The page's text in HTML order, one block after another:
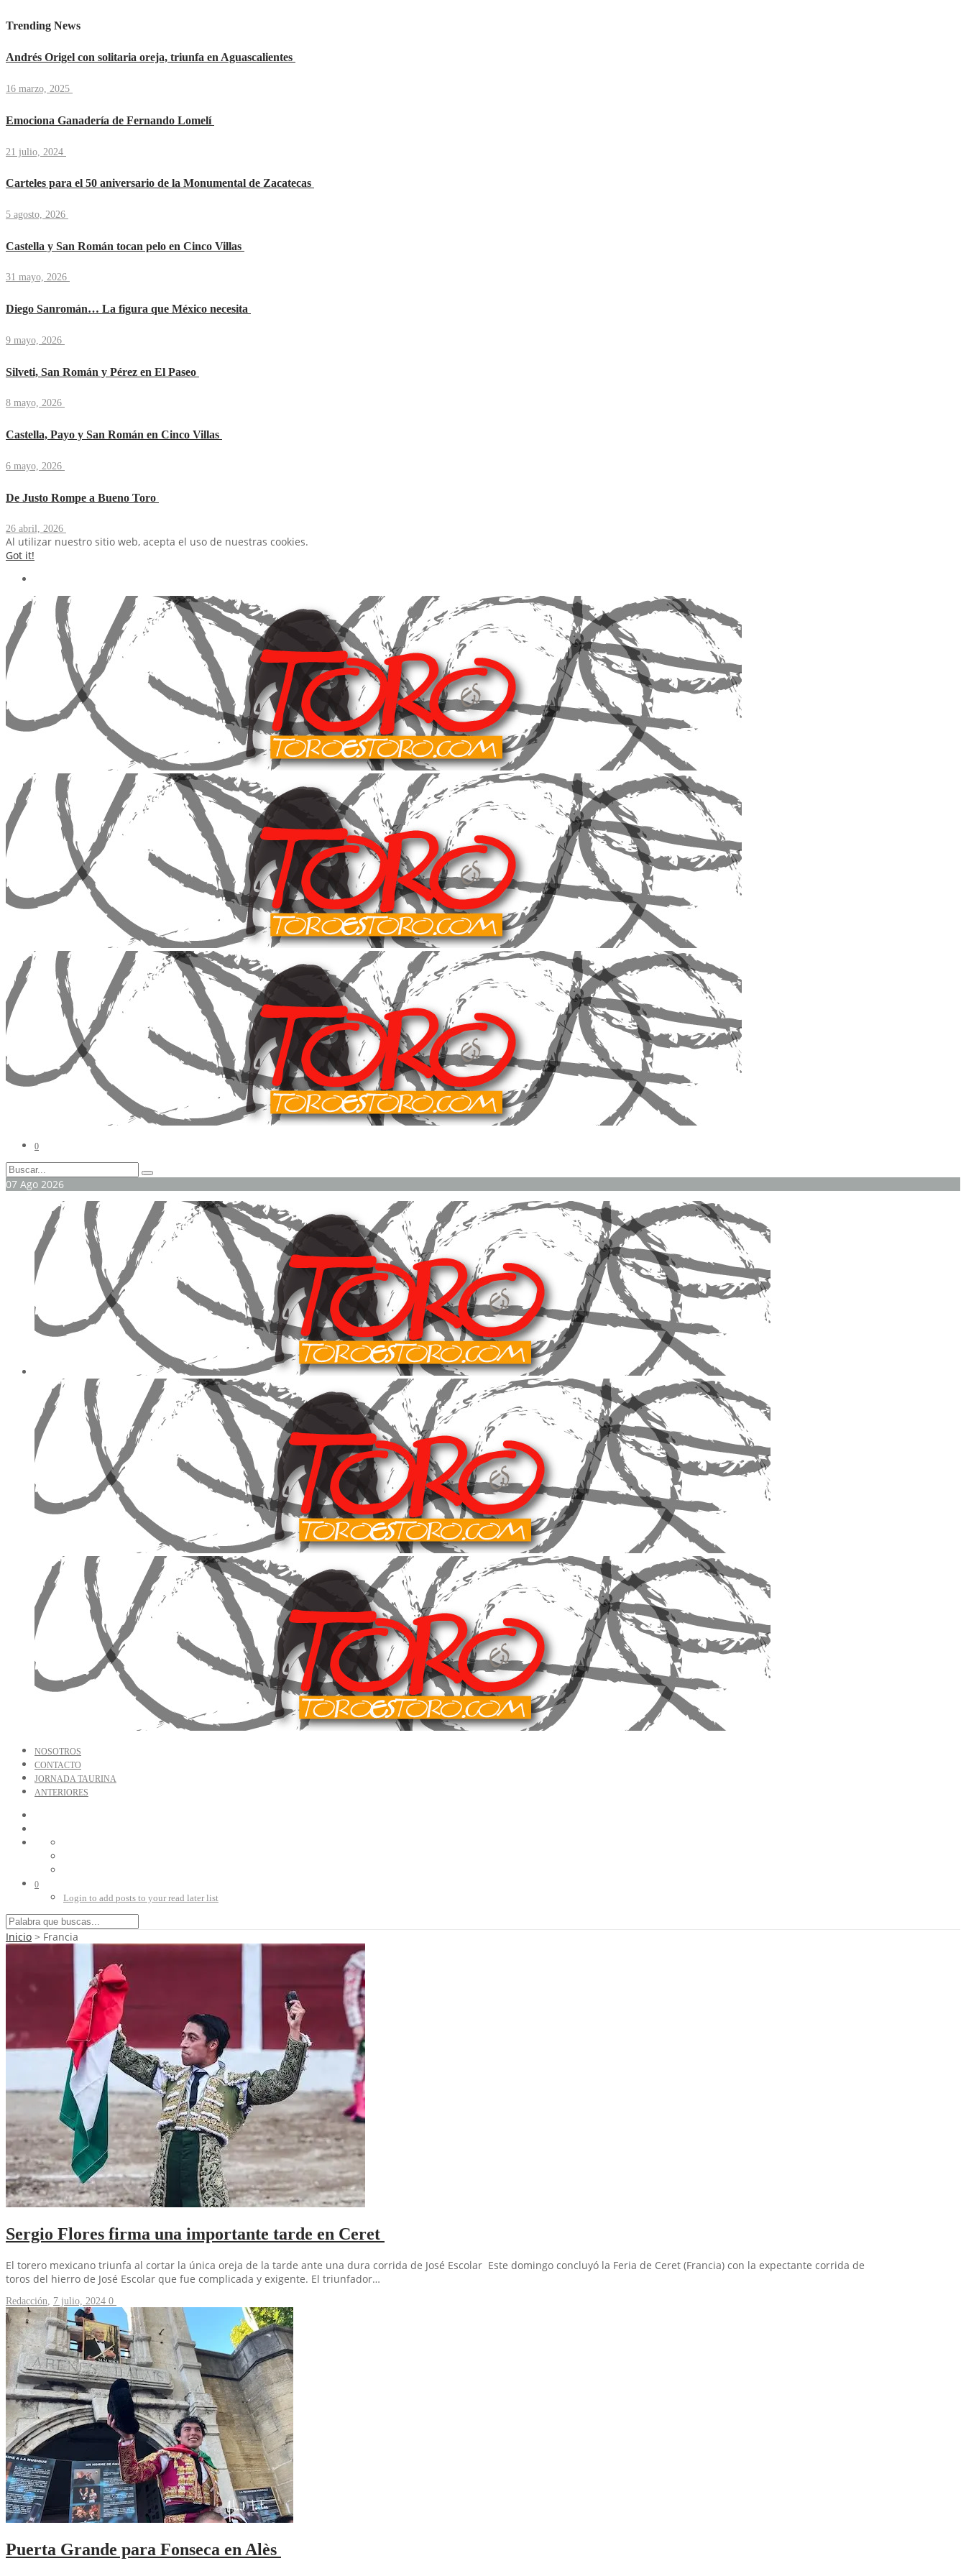
Trending News
Andrés Origel con solitaria oreja, triunfa en Aguascalientes
16 marzo, 2025
Emociona Ganadería de Fernando Lomelí
21 julio, 2024
Carteles para el 50 aniversario de la Monumental de Zacatecas
5 agosto, 2026
Castella y San Román tocan pelo en Cinco Villas
31 mayo, 2026
Diego Sanromán… La figura que México necesita
9 mayo, 2026
Silveti, San Román y Pérez en El Paseo
8 mayo, 2026
Castella, Payo y San Román en Cinco Villas
6 mayo, 2026
De Justo Rompe a Bueno Toro
26 abril, 2026
Al utilizar nuestro sitio web, acepta el uso de nuestras cookies.
Got it!
0
07 Ago 2026
NOSOTROS
CONTACTO
JORNADA TAURINA
ANTERIORES
0
Login to add posts to your read later list
Inicio > Francia
Sergio Flores firma una importante tarde en Ceret
El torero mexicano triunfa al cortar la única oreja de la tarde ante una dura corrida de José Escolar Este domingo concluyó la Feria de Ceret (Francia) con la expectante corrida de
toros del hierro de José Escolar que fue complicada y exigente. El triunfador…
Redacción, 7 julio, 2024 0
Puerta Grande para Fonseca en Alès